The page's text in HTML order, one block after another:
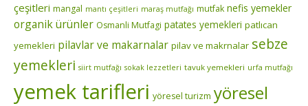
çeşitleri mangal mantı çeşitleri maraş mutfağı mutfak nefis yemekler
organik ürünler Osmanli Mutfagi patates yemekleri patlıcan
yemekleri pilavlar ve makarnalar pilav ve makrnalar sebze
yemekleri siirt mutfağı sokak lezzetleri tavuk yemekleri urfa mutfağı
yemek tarifleri yöresel turizm yöresel